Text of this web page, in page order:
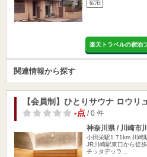
宿泊
楽天トラベルの宿泊
関連情報から探す
【会員制】ひとりサウナ ロウリ
-点/ 0 件
神奈川県 / 川崎市
小田栄駅1.71km
川
JR川崎駅東口から徒
チッタデッラ…